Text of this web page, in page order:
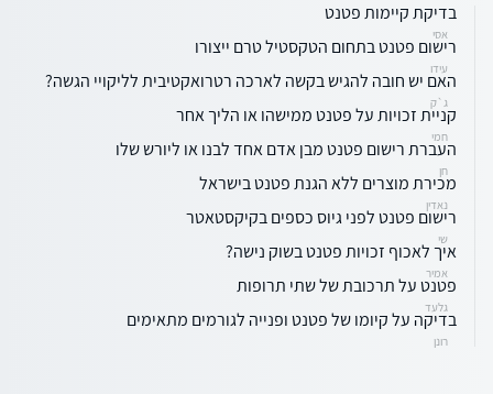
בדיקת קיימות פטנט
אסי
רישום פטנט בתחום הטקסטיל טרם ייצורו
עידו
האם יש חובה להגיש בקשה לארכה רטרואקטיבית לליקויי הגשה?
ג`ק
קניית זכויות על פטנט ממישהו או הליך אחר
חמי
העברת רישום פטנט מבן אדם אחד לבנו או ליורש שלו
חן
מכירת מוצרים ללא הגנת פטנט בישראל
נאדין
רישום פטנט לפני גיוס כספים בקיקסטאטר
שי
איך לאכוף זכויות פטנט בשוק נישה?
אמיר
פטנט על תרכובת של שתי תרופות
גלעד
בדיקה על קיומו של פטנט ופנייה לגורמים מתאימים
רונן